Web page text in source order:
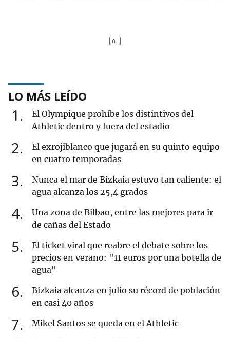
LO MÁS LEÍDO
1
El Olympique prohíbe los distintivos del
Athletic dentro y fuera del estadio
2
El exrojiblanco que jugará en su quinto equipo
en cuatro temporadas
3
Nunca el mar de Bizkaia estuvo tan caliente: el
agua alcanza los 25,4 grados
4
Una zona de Bilbao, entre las mejores para ir
de cañas del Estado
5
El ticket viral que reabre el debate sobre los
precios en verano: "11 euros por una botella de
agua"
6
Bizkaia alcanza en julio su récord de población
en casi 40 años
7 Mikel Santos se queda en el Athletic